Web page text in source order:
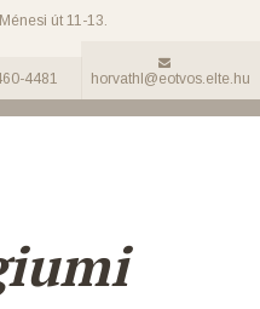
út 11-13.
4481 horvathl@eotvos.elte.hu